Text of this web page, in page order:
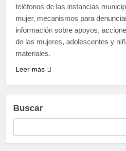
teléfonos de las instancias
mujer, mecanismos para
información sobre apoyos,
de las mujeres, adolescentes y
materiales.
Leer más
Buscar